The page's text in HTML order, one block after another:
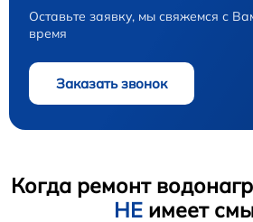
Оставьте заявку, мы свяжемся с
время
Заказать звонок
Когда ремонт
НЕ имеет